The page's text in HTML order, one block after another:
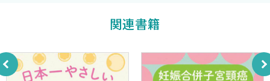
5 双胎妊娠における遺伝カウンセリング 〈上出泰山，佐村
関連書籍